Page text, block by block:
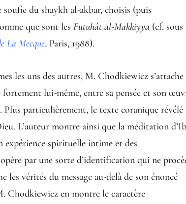
du shaykh al-akbar, choisis (puis
que sont lesFutuhât al-Makkiyya (cf. sous
La Mecque, Paris, 1988).
les uns des autres, M. Chodkiewicz s’attache
lui-même, entre sa pensée et son
Plus particulièrement, le texte coranique révélé
L’auteur montre ainsi que la méditation
expérience spirituelle intime et des
par une sorte d’identification qui ne
vérités du message au-delà de son énoncé
Chodkiewicz en montre le caractère